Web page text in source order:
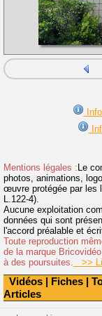
Vidéos | Fiches |
Articles
Mentions légales : Le
photos, animations,
œuvre protégée par les
L.122-4).
Aucune exploitation
données qui sont
l'accord préalable et
Toute reproduction
de la marque
à des poursuites. >>